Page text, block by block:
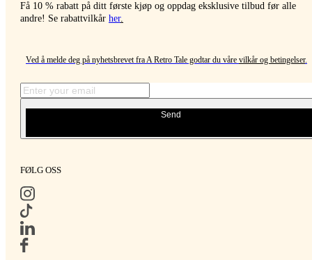
Få 10 % rabatt på ditt første kjøp og oppdag eksklusive tilbud før alle
andre! Se rabattvilkår her.
Ved å melde deg på nyhetsbrevet fra A Retro Tale godtar du våre vilkår og betingelser.
Send
FØLG OSS